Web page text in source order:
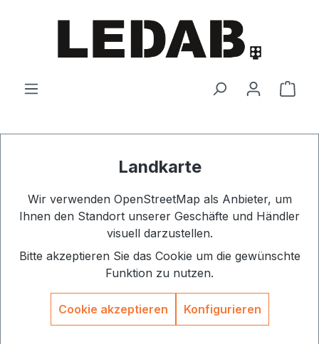
Landkarte
Wir verwenden OpenStreetMap als Anbieter, um
Ihnen den Standort unserer Geschäfte und Händler
visuell darzustellen.
Bitte akzeptieren Sie das Cookie um die gewünschte
Funktion zu nutzen.
Cookie akzeptieren Konfigurieren